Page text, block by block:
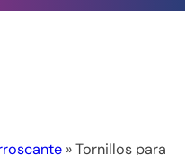
» Tornillos para